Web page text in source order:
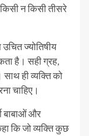
न किसी तीसरे
ज्योतिषीय
है। सही ग्रह,
ही व्यक्ति को
चाहिए।
बाबाओं और
कि जो व्यक्ति कुछ